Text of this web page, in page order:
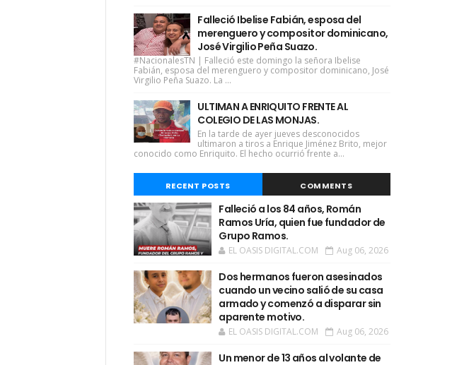
Falleció Ibelise Fabián, esposa del
merenguero y compositor dominicano,
José Virgilio Peña Suazo.
#NacionalesTN | Falleció este domingo la señora Ibelise
Fabián, esposa del merenguero y compositor dominicano, José
Virgilio Peña Suazo. La ...
ULTIMAN A ENRIQUITO FRENTE AL
COLEGIO DE LAS MONJAS.
En la tarde de ayer jueves desconocidos
ultimaron a tiros a Enrique Jiménez Brito, mejor
conocido como Enriquito. El hecho ocurrió frente a...
RECENT POSTS COMMENTS
Falleció a los 84 años, Román
Ramos Uría, quien fue fundador de
Grupo Ramos.
EL OASIS DIGITAL.COM Aug 06, 2026
Dos hermanos fueron asesinados
cuando un vecino salió de su casa
armado y comenzó a disparar sin
aparente motivo.
EL OASIS DIGITAL.COM Aug 06, 2026
Un menor de 13 años al volante de